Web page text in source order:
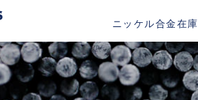
OSAKA STAINLESS
ニッケル合金在庫